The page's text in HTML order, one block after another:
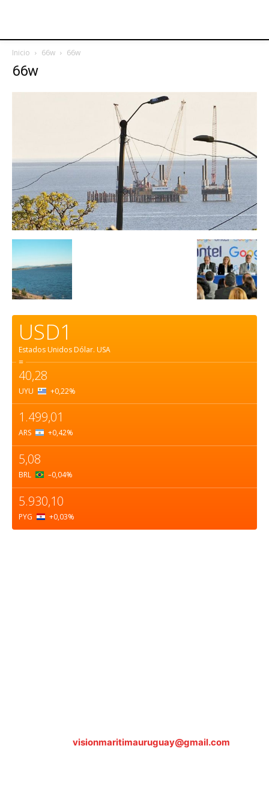
Inicio 66w 66w
66w
USD1
Estados Unidos Dólar. USA
=
40,28
UYU +0,22%
1.499,01
ARS +0,42%
5,08
BRL –0,04%
5.930,10
PYG +0,03%
visionmaritimauruguay@gmail.com